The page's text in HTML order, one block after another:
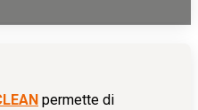
permette di